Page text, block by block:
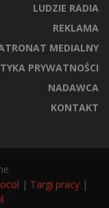
LUDZIE RADIA
REKLAMA
MEDIALNY
PRYWATNOŚCI
NADAWCA
KONTAKT
| Targi pracy |